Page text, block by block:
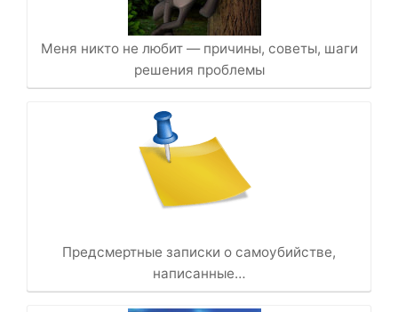
Меня никто не любит — причины, советы, шаги
решения проблемы
Предсмертные записки о самоубийстве,
написанные…